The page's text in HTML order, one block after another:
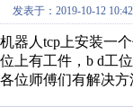
发表于：2019-10-12
机器人tcp上安装一
位上有工件，b d工
各位师傅们有解决